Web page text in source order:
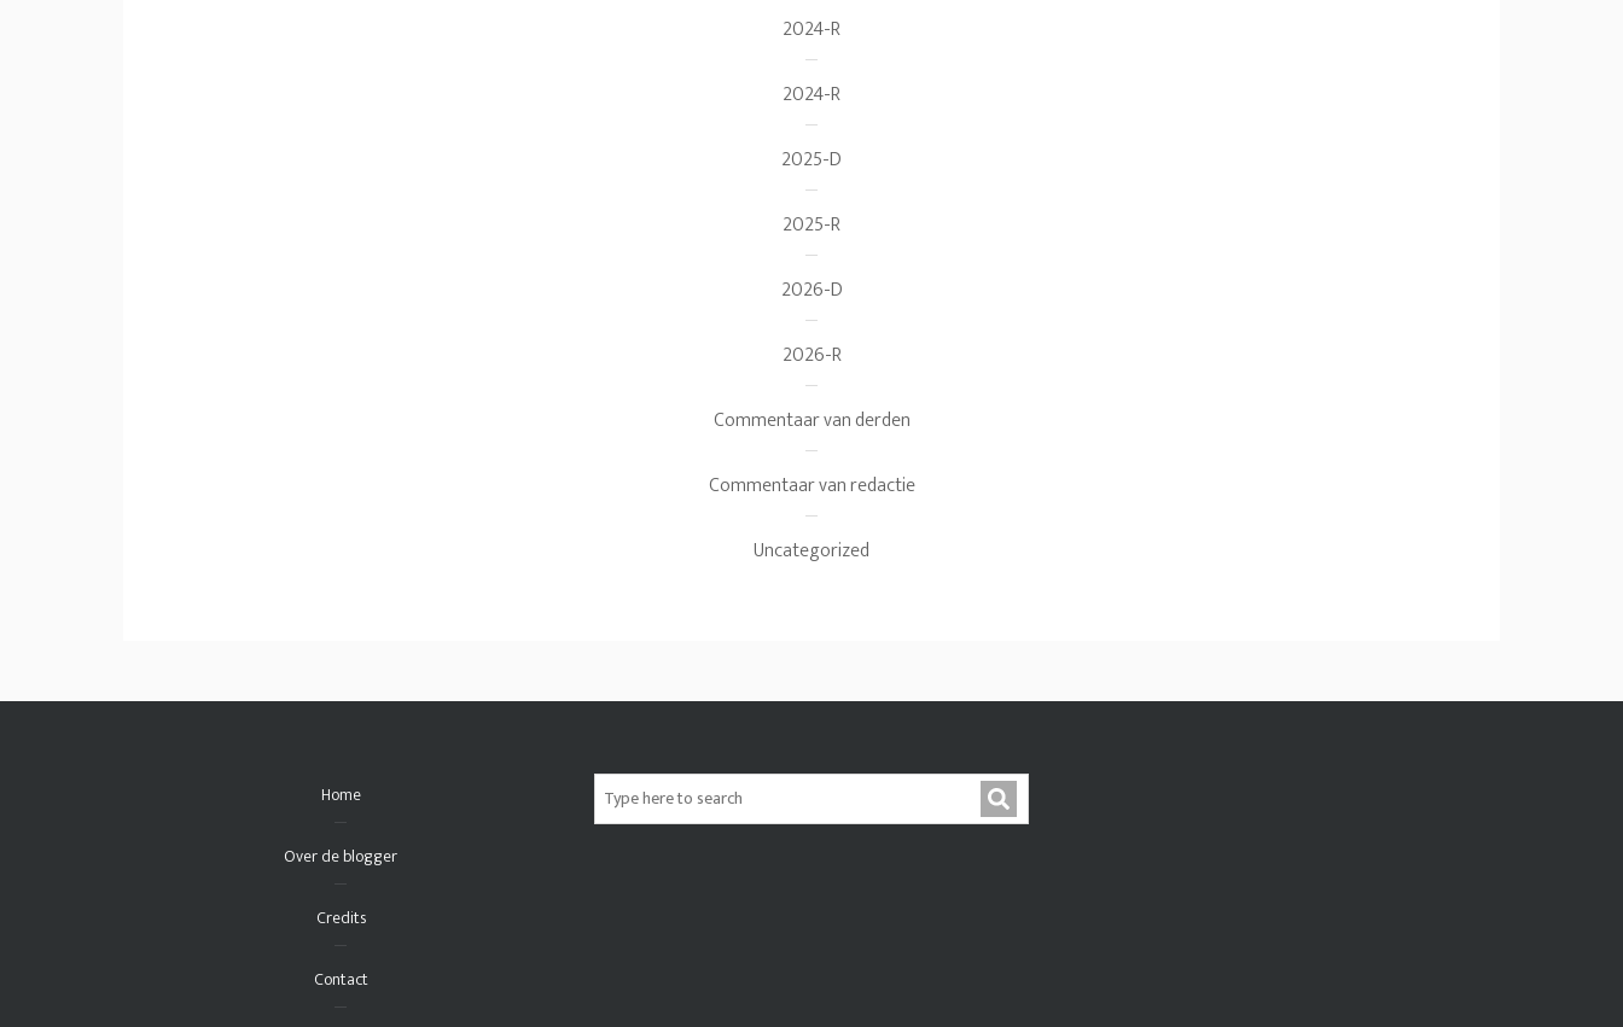
2024-R
2024-R
2025-D
2025-R
2026-D
2026-R
Commentaar van derden
Commentaar van redactie
Uncategorized
Home
Over de blogger
Credits
Contact